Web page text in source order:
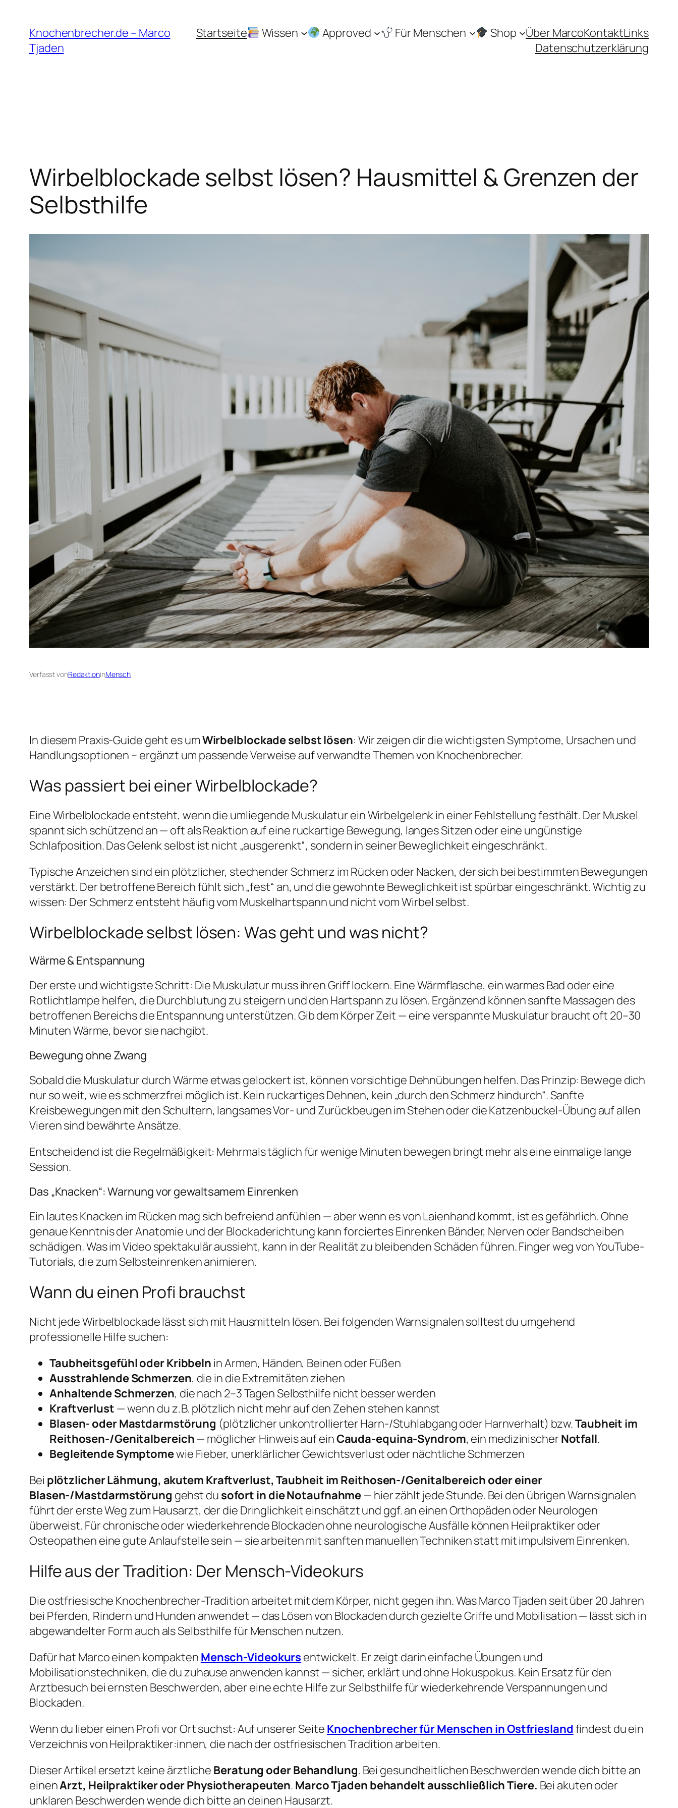
Inhalt
springen
Knochenbrecher.de – Marco
Tjaden
Startseite Wissen Approved Für Menschen Shop Über MarcoKontaktLinks
Datenschutzerklärung
Wirbelblockade selbst lösen? Hausmittel & Grenzen der
Selbsthilfe
Verfasst vonRedaktioninMensch
In diesem Praxis-Guide geht es umWirbelblockade selbst lösen: Wir zeigen dir die wichtigsten Symptome, Ursachen und
Handlungsoptionen – ergänzt um passende Verweise auf verwandte Themen von Knochenbrecher.
Was passiert bei einer Wirbelblockade?
Eine Wirbelblockade entsteht, wenn die umliegende Muskulatur ein Wirbelgelenk in einer Fehlstellung festhält. Der Muskel
spannt sich schützend an — oft als Reaktion auf eine ruckartige Bewegung, langes Sitzen oder eine ungünstige
Schlafposition. Das Gelenk selbst ist nicht „ausgerenkt“, sondern in seiner Beweglichkeit eingeschränkt.
Typische Anzeichen sind ein plötzlicher, stechender Schmerz im Rücken oder Nacken, der sich bei bestimmten Bewegungen
verstärkt. Der betroffene Bereich fühlt sich „fest“ an, und die gewohnte Beweglichkeit ist spürbar eingeschränkt. Wichtig zu
wissen: Der Schmerz entsteht häufig vom Muskelhartspann und nicht vom Wirbel selbst.
Wirbelblockade selbst lösen: Was geht und was nicht?
Wärme & Entspannung
Der erste und wichtigste Schritt: Die Muskulatur muss ihren Griff lockern. Eine Wärmflasche, ein warmes Bad oder eine
Rotlichtlampe helfen, die Durchblutung zu steigern und den Hartspann zu lösen. Ergänzend können sanfte Massagen des
betroffenen Bereichs die Entspannung unterstützen. Gib dem Körper Zeit — eine verspannte Muskulatur braucht oft 20–30
Minuten Wärme, bevor sie nachgibt.
Bewegung ohne Zwang
Sobald die Muskulatur durch Wärme etwas gelockert ist, können vorsichtige Dehnübungen helfen. Das Prinzip: Bewege dich
nur so weit, wie es schmerzfrei möglich ist. Kein ruckartiges Dehnen, kein „durch den Schmerz hindurch“. Sanfte
Kreisbewegungen mit den Schultern, langsames Vor- und Zurückbeugen im Stehen oder die Katzenbuckel-Übung auf allen
Vieren sind bewährte Ansätze.
Entscheidend ist die Regelmäßigkeit: Mehrmals täglich für wenige Minuten bewegen bringt mehr als eine einmalige lange
Session.
Das „Knacken“: Warnung vor gewaltsamem Einrenken
Ein lautes Knacken im Rücken mag sich befreiend anfühlen — aber wenn es von Laienhand kommt, ist es gefährlich. Ohne
genaue Kenntnis der Anatomie und der Blockaderichtung kann forciertes Einrenken Bänder, Nerven oder Bandscheiben
schädigen. Was im Video spektakulär aussieht, kann in der Realität zu bleibenden Schäden führen. Finger weg von YouTube-
Tutorials, die zum Selbsteinrenken animieren.
Wann du einen Profi brauchst
Nicht jede Wirbelblockade lässt sich mit Hausmitteln lösen. Bei folgenden Warnsignalen solltest du umgehend
professionelle Hilfe suchen:
Taubheitsgefühl oder Kribbeln in Armen, Händen, Beinen oder Füßen
Ausstrahlende Schmerzen, die in die Extremitäten ziehen
Anhaltende Schmerzen, die nach 2–3 Tagen Selbsthilfe nicht besser werden
Kraftverlust — wenn du z. B. plötzlich nicht mehr auf den Zehen stehen kannst
Blasen- oder Mastdarmstörung (plötzlicher unkontrollierter Harn-/Stuhlabgang oder Harnverhalt) bzw.Taubheit im
Reithosen-/Genitalbereich— möglicher Hinweis auf einCauda-equina-Syndrom, ein medizinischer Notfall.
Begleitende Symptomewie Fieber, unerklärlicher Gewichtsverlust oder nächtliche Schmerzen
Bei plötzlicher Lähmung, akutem Kraftverlust, Taubheit im Reithosen-/Genitalbereich oder einer
Blasen-/Mastdarmstörung gehst du sofort in die Notaufnahme— hier zählt jede Stunde. Bei den übrigen Warnsignalen
führt der erste Weg zum Hausarzt, der die Dringlichkeit einschätzt und ggf. an einen Orthopäden oder Neurologen
überweist. Für chronische oder wiederkehrende Blockaden ohne neurologische Ausfälle können Heilpraktiker oder
Osteopathen eine gute Anlaufstelle sein — sie arbeiten mit sanften manuellen Techniken statt mit impulsivem Einrenken.
Hilfe aus der Tradition: Der Mensch-Videokurs
Die ostfriesische Knochenbrecher-Tradition arbeitet mit dem Körper, nicht gegen ihn. Was Marco Tjaden seit über 20 Jahren
bei Pferden, Rindern und Hunden anwendet — das Lösen von Blockaden durch gezielte Griffe und Mobilisation — lässt sich in
abgewandelter Form auch als Selbsthilfe für Menschen nutzen.
Dafür hat Marco einen kompakten Mensch-Videokurs entwickelt. Er zeigt darin einfache Übungen und
Mobilisationstechniken, die du zuhause anwenden kannst — sicher, erklärt und ohne Hokuspokus. Kein Ersatz für den
Arztbesuch bei ernsten Beschwerden, aber eine echte Hilfe zur Selbsthilfe für wiederkehrende Verspannungen und
Blockaden.
Wenn du lieber einen Profi vor Ort suchst: Auf unserer Seite Knochenbrecher für Menschen in Ostfriesland findest du ein
Verzeichnis von Heilpraktiker:innen, die nach der ostfriesischen Tradition arbeiten.
Dieser Artikel ersetzt keine ärztliche Beratung oder Behandlung. Bei gesundheitlichen Beschwerden wende dich bitte an
einenArzt, Heilpraktiker oder Physiotherapeuten. Marco Tjaden behandelt ausschließlich Tiere. Bei akuten oder
unklaren Beschwerden wende dich bitte an deinen Hausarzt.